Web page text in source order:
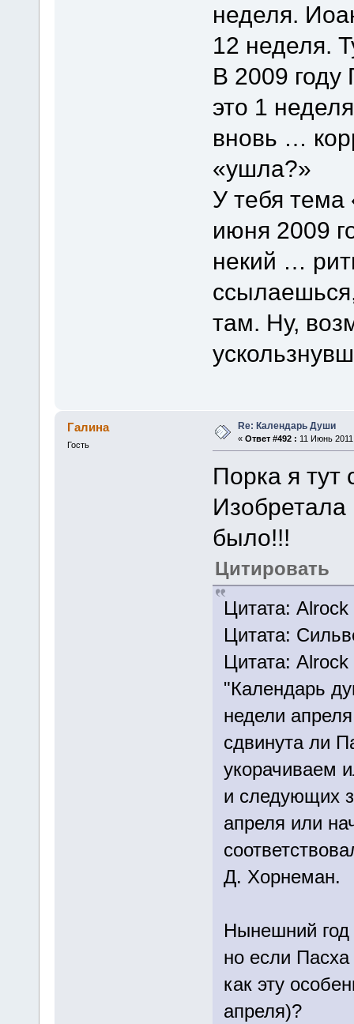
неделя.
12 неделя.
В 2009 году
это 1
вновь …
«ушла?»
У тебя
июня 2009
некий …
там. Ну,
Галина
Гость
Re: Календарь Души
« Ответ #492 : 11 Июнь
Порка я тут
Изобретала
было!!!
Цитировать
Цитата:
Цитата:
Цитата:
"Календарь
недели
сдвинута ли
укорачиваем
и следующих
апреля или
Д. Хорнеман.
Нынешний год
но если Пасха
как эту
апреля)?